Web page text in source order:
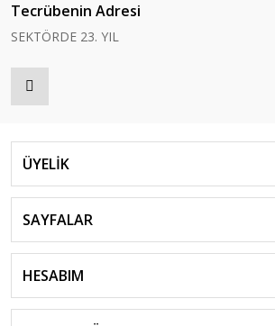
Tecrübenin Adresi
SEKTÖRDE 23. YIL
ÜYELİK
SAYFALAR
HESABIM